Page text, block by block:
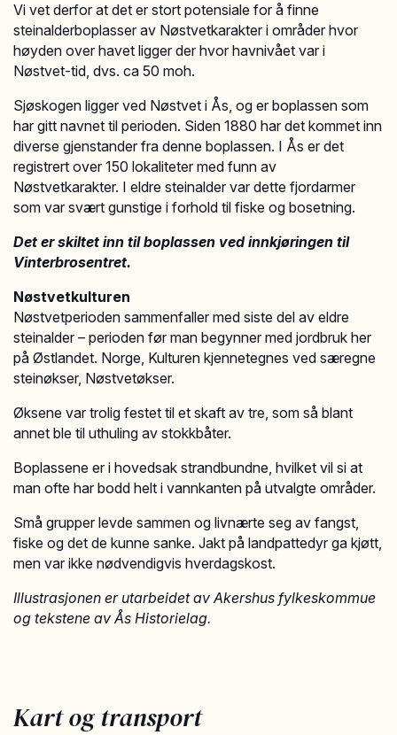
Vi vet derfor at det er stort potensiale for å finne
steinalderboplasser av Nøstvetkarakter i områder hvor
høyden over havet ligger der hvor havnivået var i
Nøstvet-tid, dvs. ca 50 moh.
Sjøskogen ligger ved Nøstvet i Ås, og er boplassen som
har gitt navnet til perioden. Siden 1880 har det kommet inn
diverse gjenstander fra denne boplassen. I Ås er det
registrert over 150 lokaliteter med funn av
Nøstvetkarakter. I eldre steinalder var dette fjordarmer
som var svært gunstige i forhold til fiske og bosetning.
Det er skiltet inn til boplassen ved innkjøringen til
Vinterbrosentret.
Nøstvetkulturen
Nøstvetperioden sammenfaller med siste del av eldre
steinalder – perioden før man begynner med jordbruk her
på Østlandet. Norge, Kulturen kjennetegnes ved særegne
steinøkser, Nøstvetøkser.
Øksene var trolig festet til et skaft av tre, som så blant
annet ble til uthuling av stokkbåter.
Boplassene er i hovedsak strandbundne, hvilket vil si at
man ofte har bodd helt i vannkanten på utvalgte områder.
Små grupper levde sammen og livnærte seg av fangst,
fiske og det de kunne sanke. Jakt på landpattedyr ga kjøtt,
men var ikke nødvendigvis hverdagskost.
Illustrasjonen er utarbeidet av Akershus fylkeskommue
og tekstene av Ås Historielag.
Kart og transport